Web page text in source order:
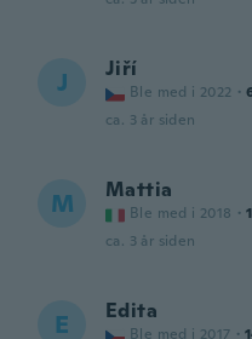
J Jiří
Ble med i 2022 ·
ca. 3 år siden
M Mattia
Ble med i 2018 ·
ca. 3 år siden
E Edita
Ble med i 2017 ·